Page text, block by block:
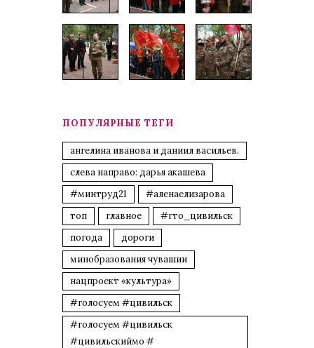
ПОПУЛЯРНЫЕ ТЕГИ
ангелина иванова и даниил васильев.
слева направо: дарья акашева
#минтруд21
#аленаелизарова
топ
главное
#гто_цивильск
погода
дороги
минобразования чувашии
нацпроект «культура»
#голосуем #цивильск
#голосуем #цивильск
#цивильскиймо #